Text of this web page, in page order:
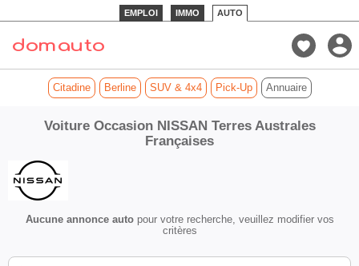
EMPLOI IMMO AUTO
Citadine Berline SUV & 4x4 Pick-Up Annuaire
Voiture Occasion NISSAN Terres Australes
Françaises
Aucune annonce autopour votre recherche, veuillez modifier vos
critères